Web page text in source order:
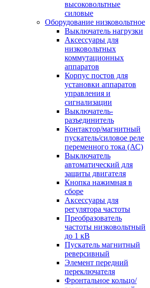
высоковольтные
силовые
Оборудование низковольтное
Выключатель нагрузки
Аксессуары для
низковольтных
коммутационных
аппаратов
Корпус постов для
установки аппаратов
управления и
сигнализации
Выключатель-
разъединитель
Контактор/магнитный
пускатель/силовое реле
переменного тока (АС)
Выключатель
автоматический для
защиты двигателя
Кнопка нажимная в
сборе
Аксессуары для
регулятора частоты
Преобразователь
частоты низковольтный
до 1 кВ
Пускатель магнитный
реверсивный
Элемент передний
переключателя
Фронтальное кольцо/